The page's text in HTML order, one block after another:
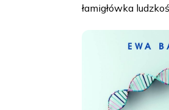
łamigłówka